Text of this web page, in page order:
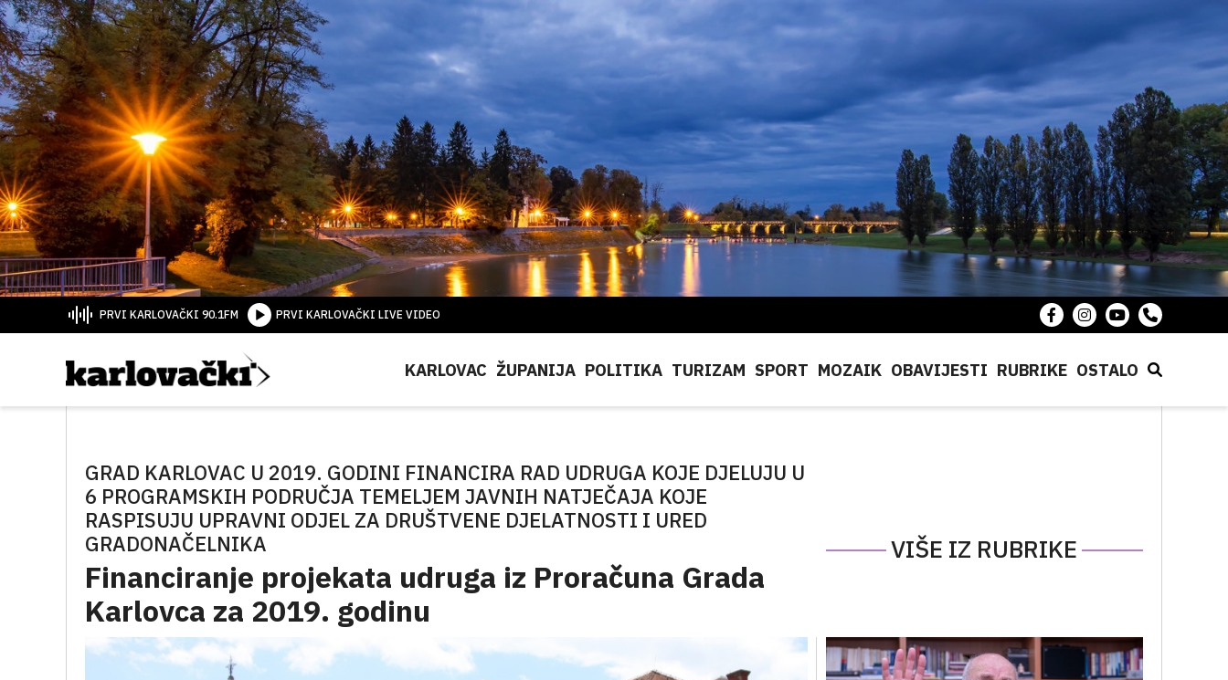
PRVI KARLOVAČKI 90.1FM PRVI KARLOVAČKI LIVE VIDEO
KARLOVAC ŽUPANIJA POLITIKA TURIZAM SPORT MOZAIK OBAVIJESTI RUBRIKE OSTALO
GRAD KARLOVAC U 2019. GODINI FINANCIRA RAD UDRUGA KOJE DJELUJU U
6 PROGRAMSKIH PODRUČJA TEMELJEM JAVNIH NATJEČAJA KOJE
RASPISUJU UPRAVNI ODJEL ZA DRUŠTVENE DJELATNOSTI I URED
GRADONAČELNIKA
Financiranje projekata udruga iz Proračuna Grada
Karlovca za 2019. godinu
VIŠE IZ RUBRIKE